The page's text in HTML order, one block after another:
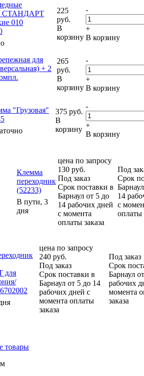
СТАНДАРТ
010
225
руб.
В
корзину
-
+
В корзину
для
+ 2
265
руб.
В
корзину
-
+
В корзину
"Грузовая"
375 руб.
В
корзину
-
+
В корзину
Клемма
переходник
(52233)
В пути, 3
дня
цена по запросу
130 руб.
Под заказ
Срок поставки в
Барнаул от 5 до
14 рабочих дней
с момента
оплаты заказа
Под
Срок
14
с
оплаты
для
цена по запросу
240 руб.
Под заказ
Срок поставки в
Барнаул от 5 до 14
рабочих дней с
момента оплаты
заказа
Под заказ
Срок
Барнаул
рабочих
момента
заказа
товары